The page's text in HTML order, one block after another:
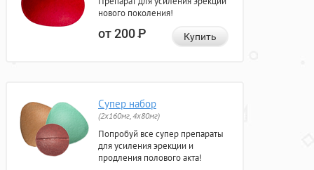
нового поколения!
от 200Р Купить
Супер набор
(2х160мг, 4х80мг)
Попробуй все супер препараты
для усиления эрекции и
продления полового акта!